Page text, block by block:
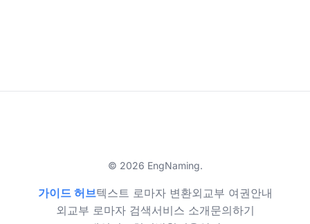
© 2026 EngNaming.
가이드 허브텍스트 로마자 변환외교부 여권안내
외교부 로마자 검색서비스 소개문의하기